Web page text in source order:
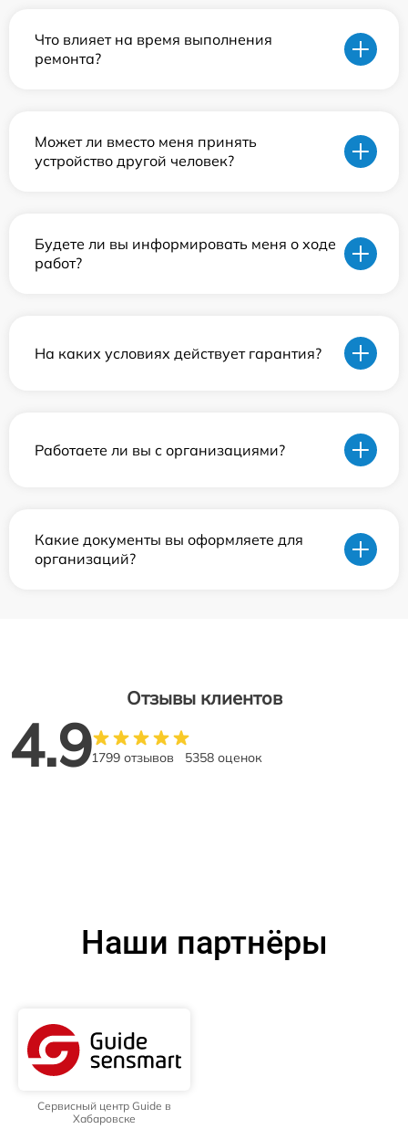
Что влияет на время выполнения
ремонта?
Может ли вместо меня принять
устройство другой человек?
Будете ли вы информировать меня о ходе
работ?
На каких условиях действует гарантия?
Работаете ли вы с организациями?
Какие документы вы оформляете для
организаций?
Отзывы клиентов
4.91799 отзывов 5358 оценок
Наши партнёры
Сервисный центр Guide в
Хабаровске